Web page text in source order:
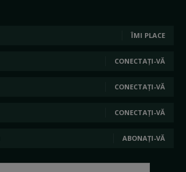
ÎMI PLACE
CONECTAȚI-VĂ
CONECTAȚI-VĂ
CONECTAȚI-VĂ
ABONAȚI-VĂ